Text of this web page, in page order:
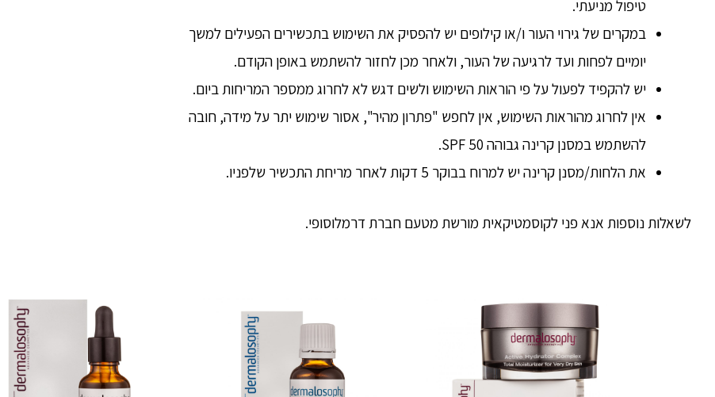
טיפול מניעתי.
במקרים של גירוי העור ו/או קילופים יש להפסיק את השימוש בתכשירים הפעילים למשך
יומיים לפחות ועד לרגיעה של העור, ולאחר מכן לחזור להשתמש באופן הקודם.
יש להקפיד לפעול על פי הוראות השימוש ולשים דגש לא לחרוג ממספר המריחות ביום.
אין לחרוג מהוראות השימוש, אין לחפש "פתרון מהיר", אסור שימוש יתר על מידה, חובה
להשתמש במסנן קרינה גבוהה SPF 50.
את הלחות/מסנן קרינה יש למרוח בבוקר 5 דקות לאחר מריחת התכשיר שלפניו.
לשאלות נוספות אנא פני לקוסמטיקאית מורשת מטעם חברת דרמלוסופי.